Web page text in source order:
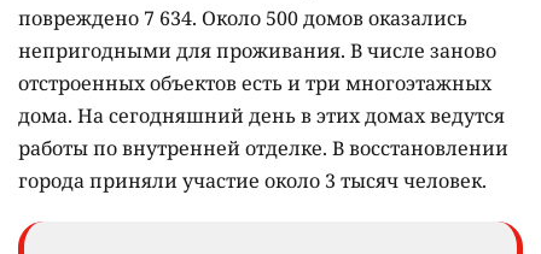
повреждено 7 634. Около 500 домов оказались
непригодными для проживания. В числе заново
отстроенных объектов есть и три многоэтажных
дома. На сегодняшний день в этих домах ведутся
работы по внутренней отделке. В восстановлении
города приняли участие около 3 тысяч человек.